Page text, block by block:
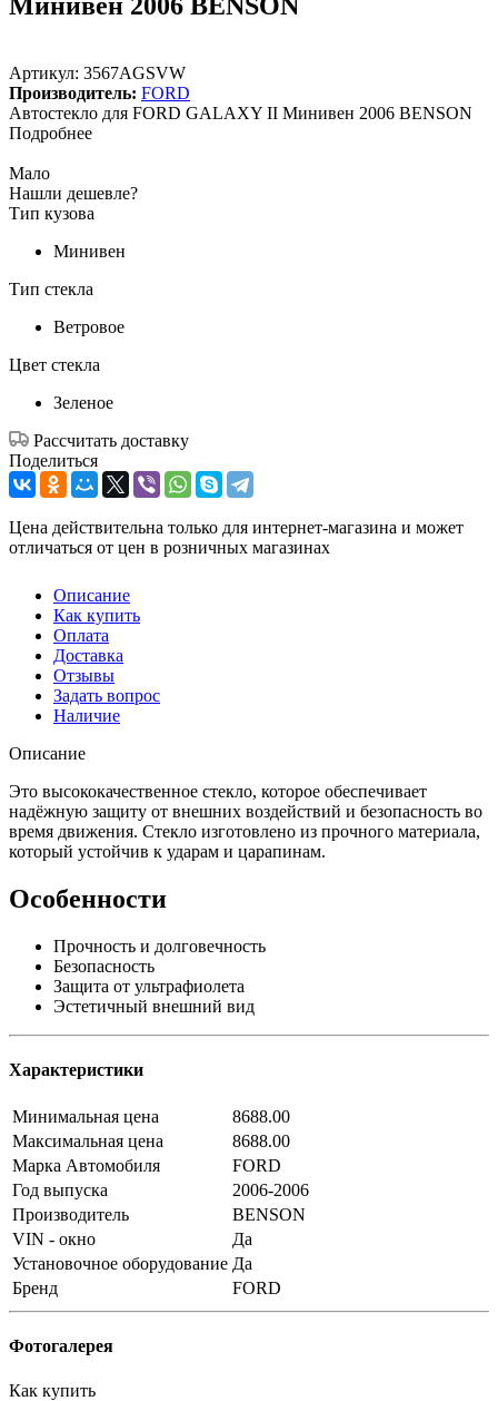
Артикул: 3567AGSVW
Производитель: FORD
Автостекло для FORD GALAXY II Минивен 2006 BENSON
Подробнее
Мало
Нашли дешевле?
Тип кузова
Минивен
Тип стекла
Ветровое
Цвет стекла
Зеленое
Рассчитать доставку
Поделиться
Цена действительна только для интернет-магазина и может
отличаться от цен в розничных магазинах
Описание
Как купить
Оплата
Доставка
Отзывы
Задать вопрос
Наличие
Описание
Это высококачественное стекло, которое обеспечивает
надёжную защиту от внешних воздействий и безопасность во
время движения. Стекло изготовлено из прочного материала,
который устойчив к ударам и царапинам.
Особенности
Прочность и долговечность
Безопасность
Защита от ультрафиолета
Эстетичный внешний вид
Характеристики
Минимальная цена
8688.00
Максимальная цена
8688.00
Марка Автомобиля
FORD
Год выпуска
2006-2006
Производитель
BENSON
VIN - окно
Да
Установочное оборудование Да
Бренд
FORD
Фотогалерея
Как купить